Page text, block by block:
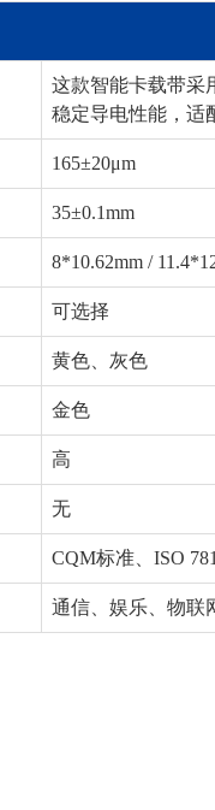
这款智能卡载带采
稳定导电性能，适
165±20μm
35±0.1mm
8*10.62mm /
可选择
黄色、灰色
金色
高
无
CQM标准、ISO
通信、娱乐、物联